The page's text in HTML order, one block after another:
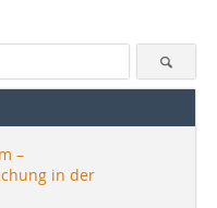
–
in der